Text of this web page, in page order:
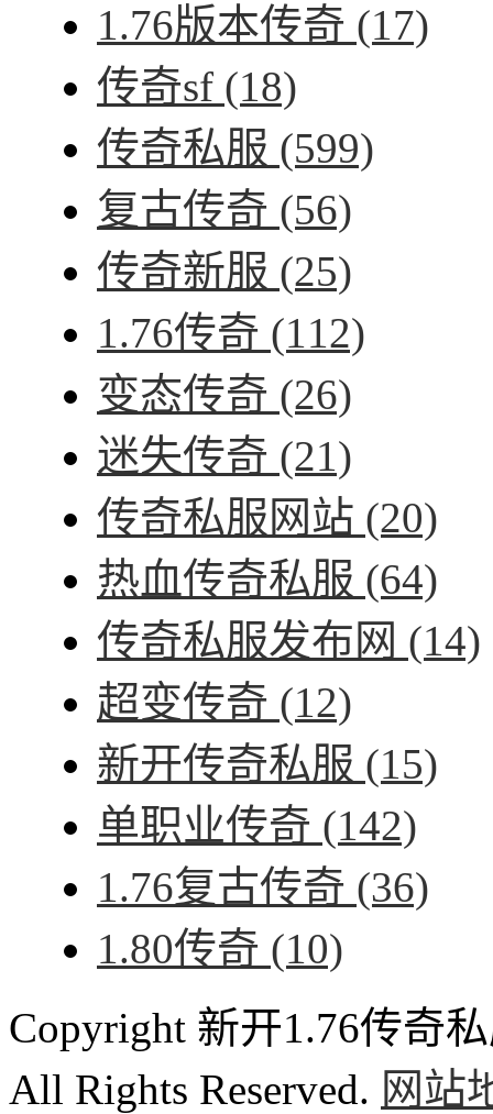
1.76版本传奇 (17)
传奇sf (18)
传奇私服 (599)
复古传奇 (56)
传奇新服 (25)
1.76传奇 (112)
变态传奇 (26)
迷失传奇 (21)
传奇私服网站 (20)
热血传奇私服 (64)
传奇私服发布网 (14)
超变传奇 (12)
新开传奇私服 (15)
单职业传奇 (142)
1.76复古传奇 (36)
1.80传奇 (10)
Copyright 新开1.76传奇
All Rights Reserved. 网站